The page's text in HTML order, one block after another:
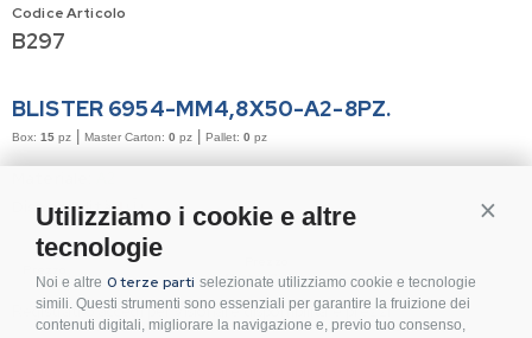
Utilizziamo i cookie e altre
tecnologie
Noi e altre 0 terze parti selezionate utilizziamo cookie e tecnologie
simili. Questi strumenti sono essenziali per garantire la fruizione dei
contenuti digitali, migliorare la navigazione e, previo tuo consenso,
Codice Articolo
B297
BLISTER 6954-MM4,8X50-A2-8PZ.
Box: 15 pz Master Carton: 0 pz Pallet: 0 pz
Disponibilità: !
Master Carton
Registrati o accedi per visionare disponibilità e prezzi.